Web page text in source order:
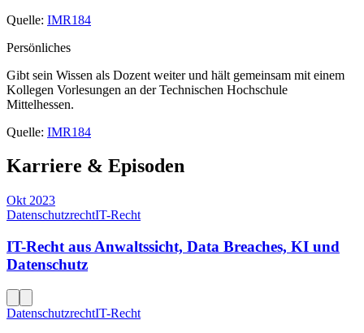
Quelle: IMR184
Persönliches
Gibt sein Wissen als Dozent weiter und hält gemeinsam mit einem
Kollegen Vorlesungen an der Technischen Hochschule
Mittelhessen.
Quelle: IMR184
Karriere & Episoden
Okt 2023
DatenschutzrechtIT-Recht
IT-Recht aus Anwaltssicht, Data Breaches, KI und
Datenschutz
DatenschutzrechtIT-Recht